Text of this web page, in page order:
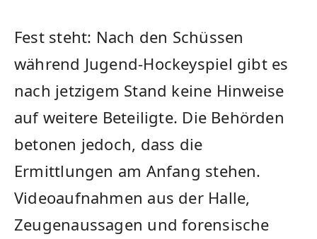
Fest steht: Nach den Schüssen
während Jugend-Hockeyspiel gibt es
nach jetzigem Stand keine Hinweise
auf weitere Beteiligte. Die Behörden
betonen jedoch, dass die
Ermittlungen am Anfang stehen.
Videoaufnahmen aus der Halle,
Zeugenaussagen und forensische